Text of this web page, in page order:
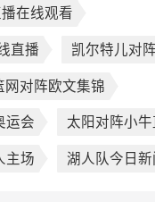
在线观看
直播 凯尔特儿对
网对阵欧文集锦
运会 太阳对阵小牛
主场 湖人队今日